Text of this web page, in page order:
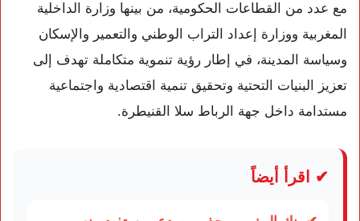
مع عدد من القطاعات الحكومية، من بينها وزارة الداخلية
المغربية ووزارة إعداد التراب الوطني والتعمير والإسكان
وسياسة المدينة، في إطار رؤية تنموية متكاملة تهدف إلى
تعزيز البنيات التحتية وتحقيق تنمية اقتصادية واجتماعية
مستدامة داخل جهة الرباط سلا القنيطرة.
✔ اقرأ أيضاً